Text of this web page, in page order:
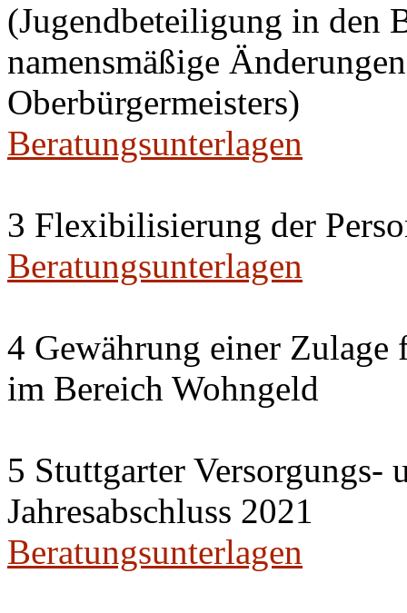
(Jugendbeteiligung in den
namensmäßige
Oberbürgermeisters)
Beratungsunterlagen
3 Flexibilisierung der
Beratungsunterlagen
4 Gewährung einer
im Bereich Wohngeld
5 Stuttgarter Versorgungs-
Jahresabschluss 2021
Beratungsunterlagen